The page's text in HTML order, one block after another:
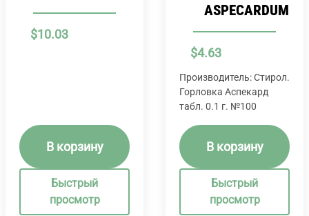
$10.03
В корзину
Быстрый
просмотр
ASPECARDUM
$4.63
Производитель: Стирол.
Горловка Аспекард
табл. 0.1 г. №100
В корзину
Быстрый
просмотр